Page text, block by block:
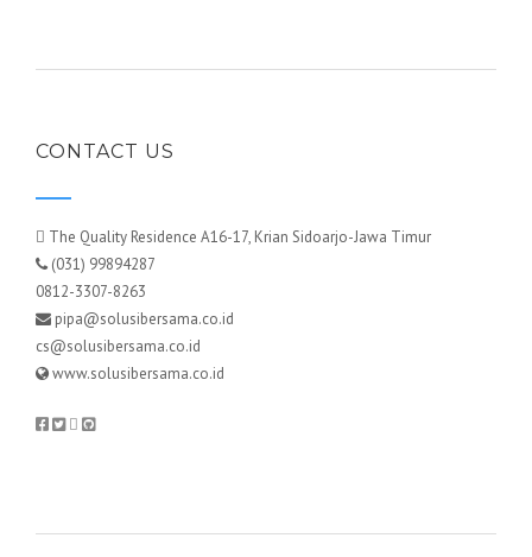
CONTACT US
The Quality Residence A16-17, Krian Sidoarjo-Jawa Timur
(031) 99894287
0812-3307-8263
pipa@solusibersama.co.id
cs@solusibersama.co.id
www.solusibersama.co.id